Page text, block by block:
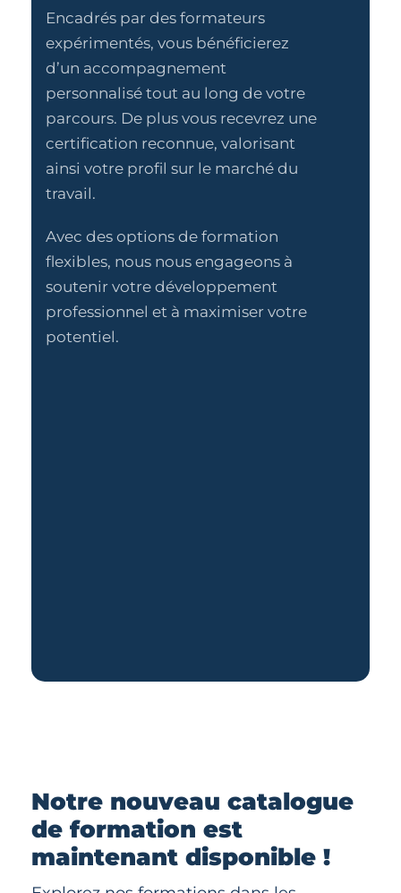
Encadrés par des formateurs
expérimentés, vous bénéficierez
d’un accompagnement
personnalisé tout au long de votre
parcours. De plus vous recevrez une
certification reconnue, valorisant
ainsi votre profil sur le marché du
travail.
Avec des options de formation
flexibles, nous nous engageons à
soutenir votre développement
professionnel et à maximiser votre
potentiel.
Notre nouveau catalogue
de formation est
maintenant disponible !